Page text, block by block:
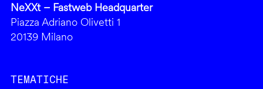
NeXXt – Fastweb Headquarter
Piazza Adriano Olivetti 1
20139 Milano
TEMATICHE